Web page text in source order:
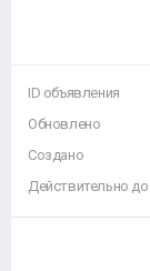
ID объявления
Обновлено
Создано
Действительно до